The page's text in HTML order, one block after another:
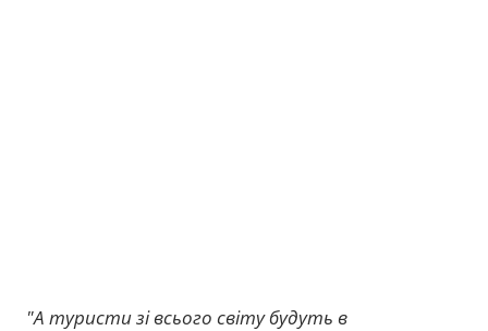
"А туристи зі всього світу будуть в